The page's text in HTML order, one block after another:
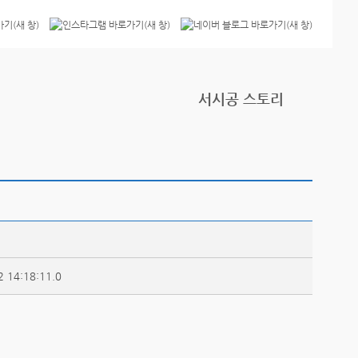
서시공 스토리
14:18:11.0